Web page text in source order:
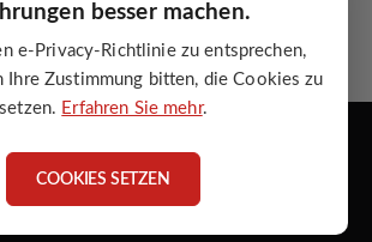
besser machen.
e-Privacy-Richtlinie zu entsprechen,
Ihre Zustimmung bitten, die Cookies zu
setzen. Erfahren Sie mehr.
COOKIES SETZEN
GmbH